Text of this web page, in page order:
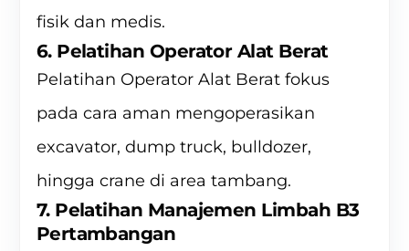
fisik dan medis.
6. Pelatihan Operator Alat Berat
Pelatihan Operator Alat Berat fokus
pada cara aman mengoperasikan
excavator, dump truck, bulldozer,
hingga crane di area tambang.
7. Pelatihan Manajemen Limbah B3
Pertambangan